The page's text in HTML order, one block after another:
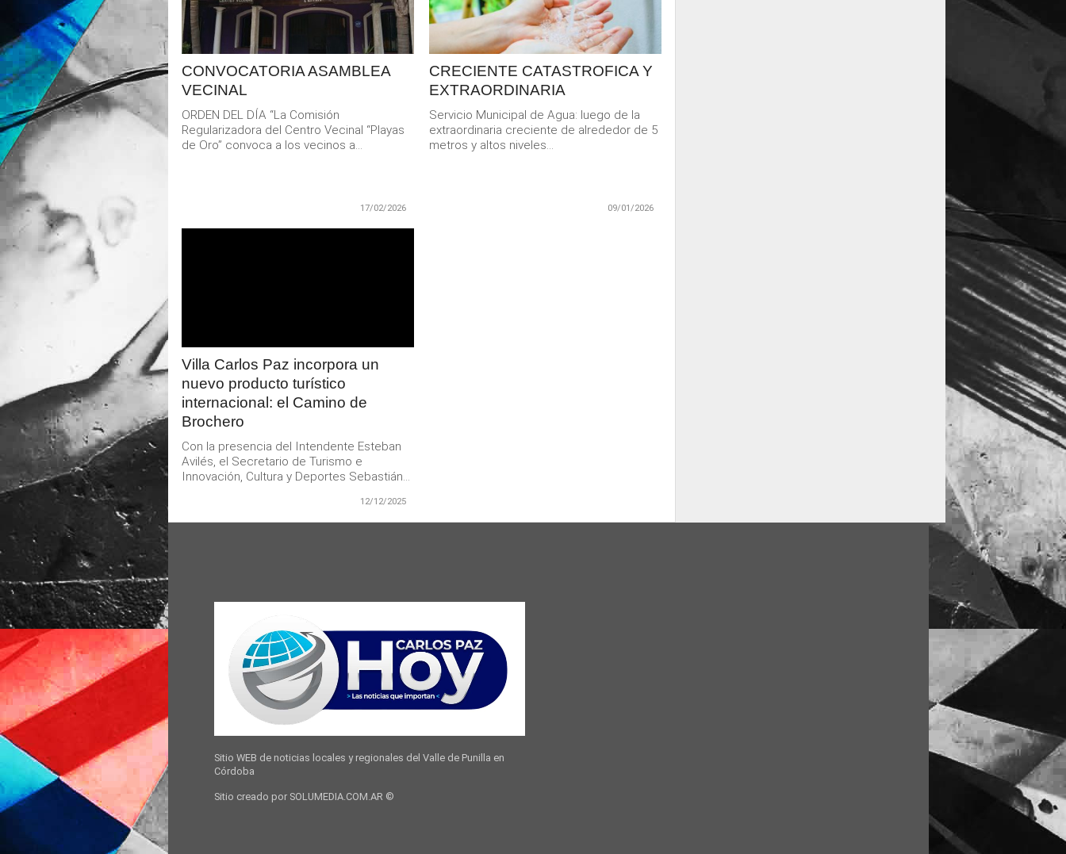
CONVOCATORIA ASAMBLEA
VECINAL
ORDEN DEL DÍA “La Comisión
Regularizadora del Centro Vecinal “Playas
de Oro” convoca a los vecinos a...
17/02/2026
CRECIENTE CATASTROFICA Y
EXTRAORDINARIA
Servicio Municipal de Agua: luego de la
extraordinaria creciente de alrededor de 5
metros y altos niveles...
09/01/2026
Villa Carlos Paz incorpora un
nuevo producto turístico
internacional: el Camino de
Brochero
Con la presencia del Intendente Esteban
Avilés, el Secretario de Turismo e
Innovación, Cultura y Deportes Sebastián...
12/12/2025
Sitio WEB de noticias locales y regionales del Valle de Punilla en
Córdoba
Sitio creado por SOLUMEDIA.COM.AR ©